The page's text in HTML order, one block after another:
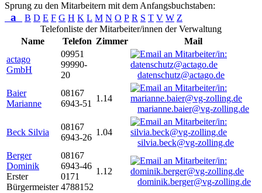
Sprung zu den Mitarbeitern mit dem Anfangsbuchstaben:
a B D E F G H K L M N O P R S T V W Z
Telefonliste der Mitarbeiter/innen der Verwaltung
Name
Telefon Zimmer
Mail
actago
GmbH
09951
99990-
20
datenschutz@actago.de
Baier
Marianne
08167
6943-51
1.14
marianne.baier@vg-zolling.de
Beck Silvia
08167
6943-26
1.04
silvia.beck@vg-zolling.de
Berger
Dominik
Erster
Bürgermeister
08167
6943-46
0171
4788152
1.12
dominik.berger@vg-zolling.de